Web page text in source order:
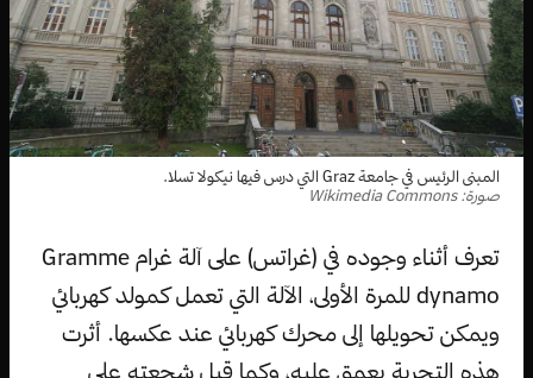
المبنى الرئيس في جامعة Graz التي درس فيها نيكولا تسلا.
صورة: Wikimedia Commons
تعرف أثناء وجوده في (غراتس) على آلة غرام Gramme
dynamo للمرة الأولى، الآلة التي تعمل كمولد كهربائي
ويمكن تحويلها إلى محرك كهربائي عند عكسها. أثرت
هذه التجربة بعمق عليه، وكما قيل شجعته على